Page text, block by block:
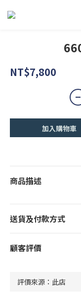
NT$7,800
加入購物車
商品描述
送貨及付款方式
顧客評價